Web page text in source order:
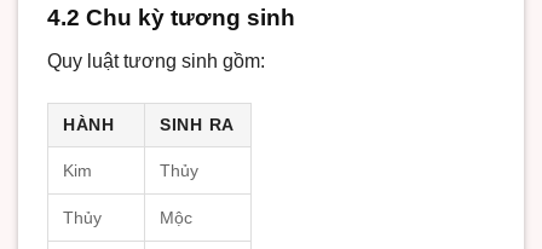
4.2 Chu kỳ tương sinh
Quy luật tương sinh gồm:
HÀNH SINH RA
Kim Thủy
Thủy Mộc